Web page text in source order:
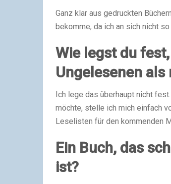
Ganz klar aus gedruckten
bekomme, da ich an sich nicht
Wie legst du
Ungelesenen
Ich lege das überhaupt nicht
möchte, stelle ich mich einfach
Leselisten für den kommenden
Ein Buch, das
ist?